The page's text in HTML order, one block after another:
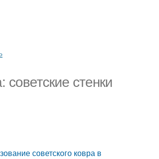
стенки
советского ковра в